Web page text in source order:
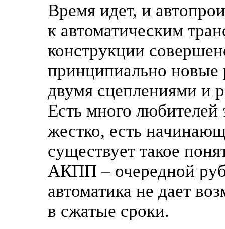
Время идет, и
к автоматическим
конструкции
принципиально
двумя сцеплениями и
Есть много любителей
жестко, есть
существует такое
АКПП – очередной
автоматика не дает
в сжатые сроки.